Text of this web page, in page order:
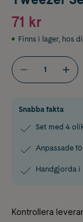
71 kr
Finns i lager, hos
Snabba fakta
Set med 4
Anpassade
Handgjorda